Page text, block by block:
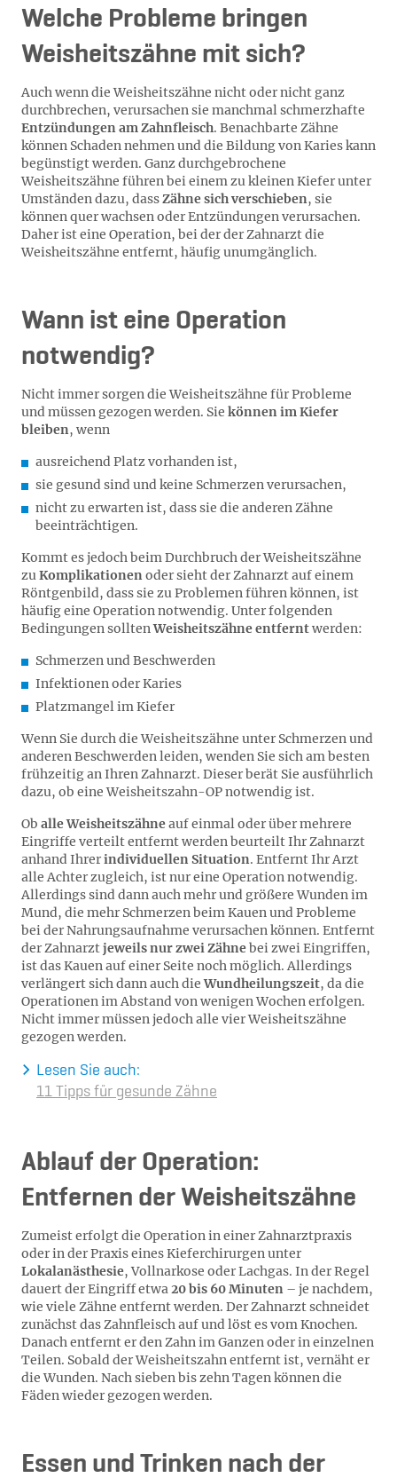
Welche Probleme bringen
Weisheitszähne mit sich?
Auch wenn die Weisheitszähne nicht oder nicht ganz
durchbrechen, verursachen sie manchmal schmerzhafte
Entzündungen am Zahnfleisch. Benachbarte Zähne
können Schaden nehmen und die Bildung von Karies kann
begünstigt werden. Ganz durchgebrochene
Weisheitszähne führen bei einem zu kleinen Kiefer unter
Umständen dazu, dassZähne sich verschieben, sie
können quer wachsen oder Entzündungen verursachen.
Daher ist eine Operation, bei der der Zahnarzt die
Weisheitszähne entfernt, häufig unumgänglich.
Wann ist eine Operation
notwendig?
Nicht immer sorgen die Weisheitszähne für Probleme
und müssen gezogen werden. Sie können im Kiefer
bleiben, wenn
ausreichend Platz vorhanden ist,
sie gesund sind und keine Schmerzen verursachen,
nicht zu erwarten ist, dass sie die anderen Zähne
beeinträchtigen.
Kommt es jedoch beim Durchbruch der Weisheitszähne
zuKomplikationenoder sieht der Zahnarzt auf einem
Röntgenbild, dass sie zu Problemen führen können, ist
häufig eine Operation notwendig. Unter folgenden
Bedingungen solltenWeisheitszähne entferntwerden:
Schmerzen und Beschwerden
Infektionen oder Karies
Platzmangel im Kiefer
Wenn Sie durch die Weisheitszähne unter Schmerzen und
anderen Beschwerden leiden, wenden Sie sich am besten
frühzeitig an Ihren Zahnarzt. Dieser berät Sie ausführlich
dazu, ob eine Weisheitszahn-OP notwendig ist.
Ob alle Weisheitszähneauf einmal oder über mehrere
Eingriffe verteilt entfernt werden beurteilt Ihr Zahnarzt
anhand Ihrerindividuellen Situation. Entfernt Ihr Arzt
alle Achter zugleich, ist nur eine Operation notwendig.
Allerdings sind dann auch mehr und größere Wunden im
Mund, die mehr Schmerzen beim Kauen und Probleme
bei der Nahrungsaufnahme verursachen können. Entfernt
der Zahnarztjeweils nur zwei Zähnebei zwei Eingriffen,
ist das Kauen auf einer Seite noch möglich. Allerdings
verlängert sich dann auch dieWundheilungszeit, da die
Operationen im Abstand von wenigen Wochen erfolgen.
Nicht immer müssen jedoch alle vier Weisheitszähne
gezogen werden.
Lesen Sie auch:
11 Tipps für gesunde Zähne
Ablauf der Operation:
Entfernen der Weisheitszähne
Zumeist erfolgt die Operation in einer Zahnarztpraxis
oder in der Praxis eines Kieferchirurgen unter
Lokalanästhesie, Vollnarkose oder Lachgas. In der Regel
dauert der Eingriff etwa20 bis 60 Minuten – je nachdem,
wie viele Zähne entfernt werden. Der Zahnarzt schneidet
zunächst das Zahnfleisch auf und löst es vom Knochen.
Danach entfernt er den Zahn im Ganzen oder in einzelnen
Teilen. Sobald der Weisheitszahn entfernt ist, vernäht er
die Wunden. Nach sieben bis zehn Tagen können die
Fäden wieder gezogen werden.
Essen und Trinken nach der